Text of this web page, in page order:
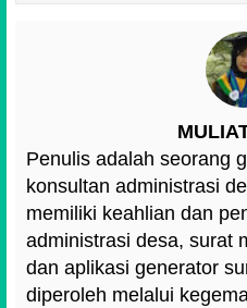
Penulis adalah seorang
konsultan administrasi
memiliki keahlian dan
administrasi desa, surat
dan aplikasi generator
diperoleh melalui